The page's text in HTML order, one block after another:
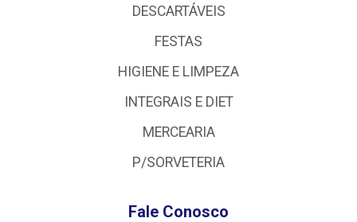
DESCARTÁVEIS
FESTAS
HIGIENE E LIMPEZA
INTEGRAIS E DIET
MERCEARIA
P/SORVETERIA
Fale Conosco